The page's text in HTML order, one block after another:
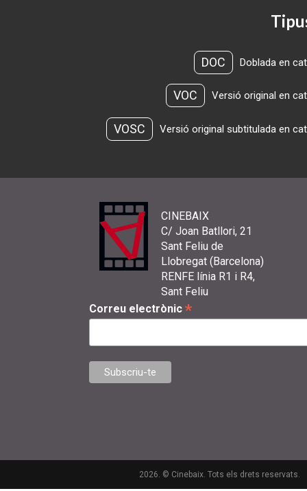
DOC Doblada en
VOC Versió original en
VOSC Versió original subtitulada en
CINEBAIX
C/ Joan Batllori, 21
Sant Feliu de
Llobregat (Barcelona)
RENFE línia R1 i R4,
Sant Feliu
Correu electrònic *
2026. © Cinebaix. Tots els drets reservats.